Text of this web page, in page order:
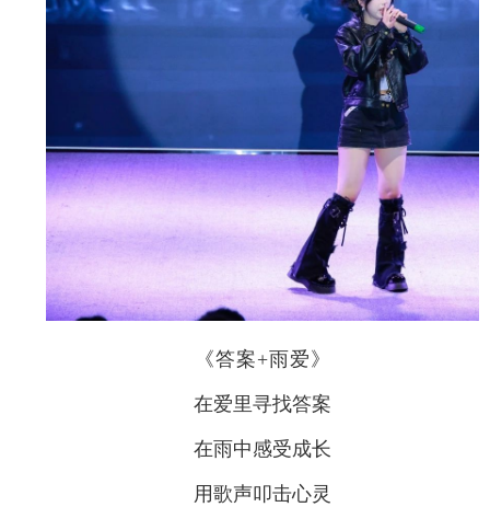
《答案+雨爱》
在爱里寻找答案
在雨中感受成长
用歌声叩击心灵